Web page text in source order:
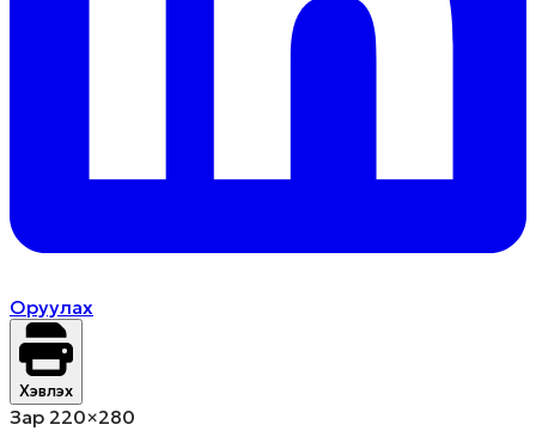
Оруулах
Хэвлэх
Зар 220×280